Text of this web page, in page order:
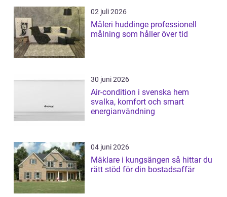
02 juli 2026
Måleri huddinge professionell
målning som håller över tid
30 juni 2026
Air-condition i svenska hem
svalka, komfort och smart
energianvändning
04 juni 2026
Mäklare i kungsängen så hittar du
rätt stöd för din bostadsaffär